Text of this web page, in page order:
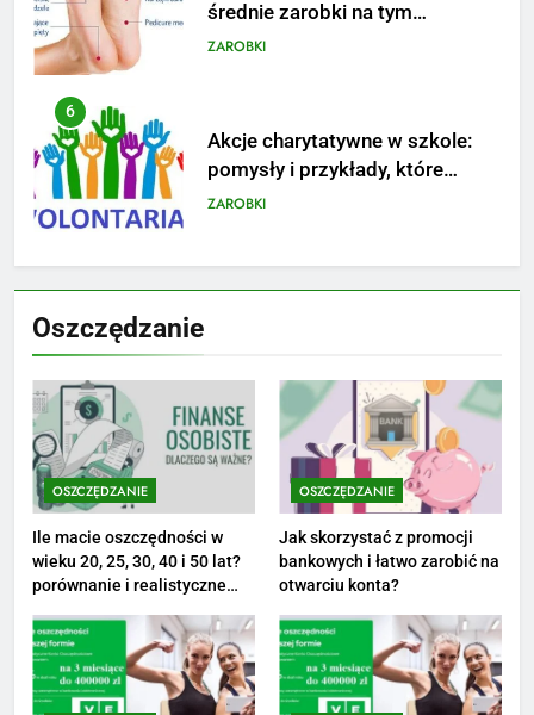
średnie zarobki na tym
stanowisku
ZAROBKI
6
Akcje charytatywne w szkole:
pomysły i przykłady, które
zainspirują
ZAROBKI
7
budżet
8
Netflix tagger — czym jest,
opinie i zarobki
PRACA
1
Ile zarabia striptizer: poznaj
aktualne stawki męskiego
striptizera
ZAROBKI
Oszczędzanie
OSZCZĘDZANIE
Ile macie oszczędności w
wieku 20, 25, 30, 40 i 50 lat?
porównanie i realistyczne
OSZCZĘDZANIE
Jak skorzystać z promocji
bankowych i łatwo zarobić na
otwarciu konta?